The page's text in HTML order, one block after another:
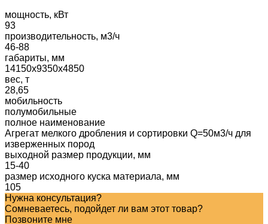
мощность, кВт
93
производительность, м3/ч
46-88
габариты, мм
14150x9350x4850
вес, т
28,65
мобильность
полумобильные
полное наименование
Агрегат мелкого дробления и сортировки Q=50м3/ч для
изверженных пород
выходной размер продукции, мм
15-40
размер исходного куска материала, мм
105
Нужна консультация?
Сомневаетесь, подойдет ли вам этот товар?
Позвоните мне